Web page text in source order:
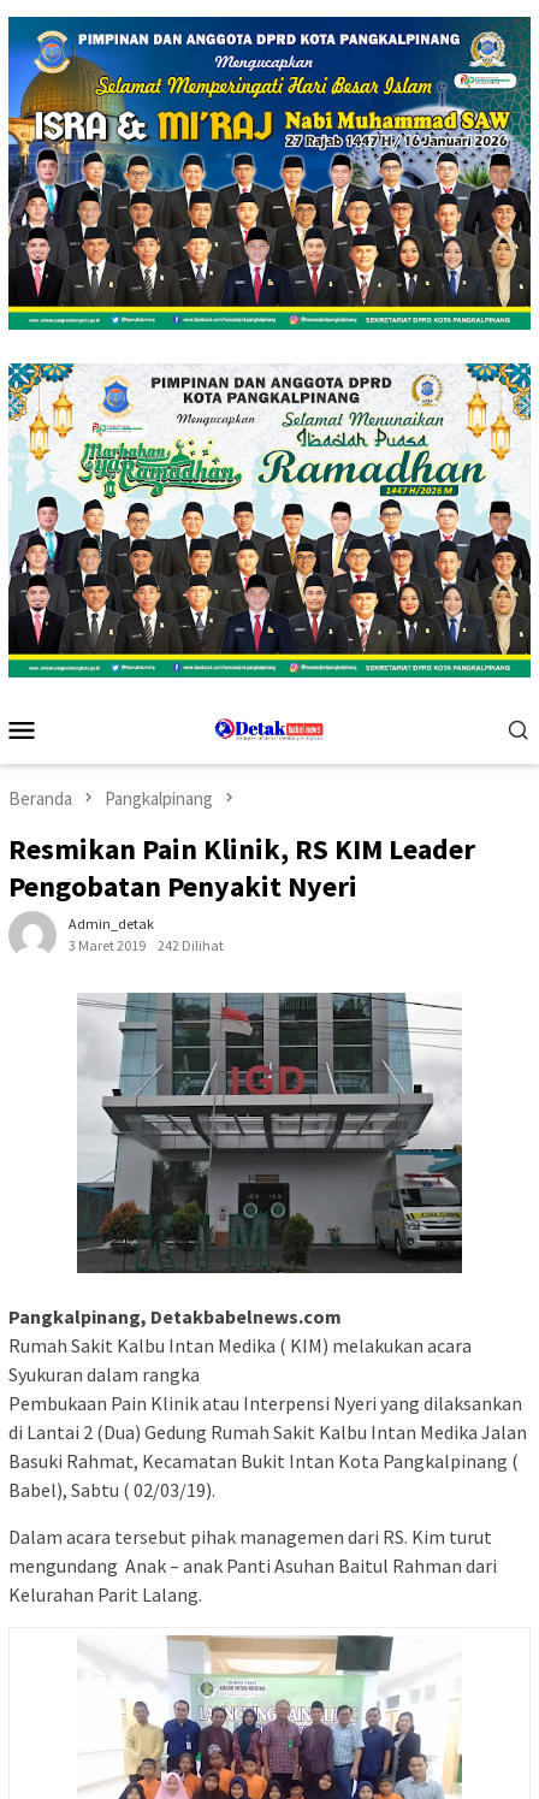
Loncat
konten
Mobile
Beranda Pangkalpinang
Resmikan Pain Klinik, RS KIM Leader
Pengobatan Penyakit Nyeri
Admin_detak
3 Maret 2019
242 Dilihat
Pangkalpinang, Detakbabelnews.com
Rumah Sakit Kalbu Intan Medika ( KIM) melakukan acara
Syukuran dalam rangka
Pembukaan Pain Klinik atau Interpensi Nyeri yang dilaksankan
di Lantai 2 (Dua) Gedung Rumah Sakit Kalbu Intan Medika Jalan
Basuki Rahmat, Kecamatan Bukit Intan Kota Pangkalpinang (
Babel), Sabtu ( 02/03/19).
Dalam acara tersebut pihak managemen dari RS. Kim turut
mengundang Anak – anak Panti Asuhan Baitul Rahman dari
Kelurahan Parit Lalang.